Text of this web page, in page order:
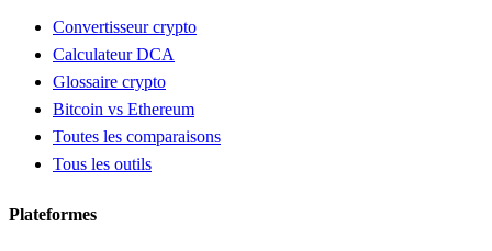
Convertisseur crypto
Calculateur DCA
Glossaire crypto
Bitcoin vs Ethereum
Toutes les comparaisons
Tous les outils
Plateformes